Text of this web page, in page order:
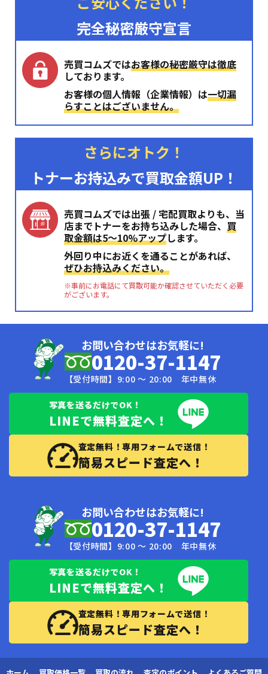
完全秘密厳守宣言
売買コムズではお客様の秘密厳守は徹底
しております。
お客様の個人情報（企業情報）は一切漏
らすことはございません。
さらにオトク！
トナーお持込みで買取金額UP！
売買コムズでは出張 / 宅配買取よりも、当
店までトナーをお持ち込みした場合、買
取金額は5〜10%アップします。
外回り中にお近くを通ることがあれば、
ぜひお持込みください。
※事前にお電話にて買取可能か確認させていただく必要
がございます。
お問い合わせはお気軽に!
0120-37-1147
【受付時間】9:00 〜 20:00 年中無休
写真を送るだけでOK！
LINEで無料査定へ！
査定無料！専用フォームで送信！
簡易スピード査定へ！
お問い合わせはお気軽に!
0120-37-1147
【受付時間】9:00 〜 20:00 年中無休
写真を送るだけでOK！
LINEで無料査定へ！
査定無料！専用フォームで送信！
簡易スピード査定へ！